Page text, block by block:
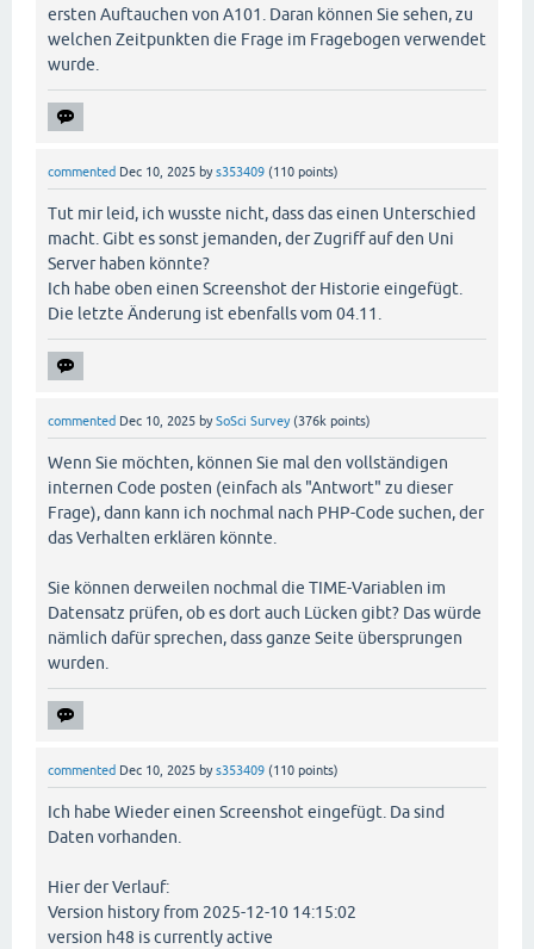
ersten Auftauchen von A101. Daran können Sie sehen, zu
welchen Zeitpunkten die Frage im Fragebogen verwendet
wurde.
commented Dec 10, 2025 bys353409 (110 points)
Tut mir leid, ich wusste nicht, dass das einen Unterschied
macht. Gibt es sonst jemanden, der Zugriff auf den Uni
Server haben könnte?
Ich habe oben einen Screenshot der Historie eingefügt.
Die letzte Änderung ist ebenfalls vom 04.11.
commented Dec 10, 2025 bySoSci Survey (376k points)
Wenn Sie möchten, können Sie mal den vollständigen
internen Code posten (einfach als "Antwort" zu dieser
Frage), dann kann ich nochmal nach PHP-Code suchen, der
das Verhalten erklären könnte.
Sie können derweilen nochmal die TIME-Variablen im
Datensatz prüfen, ob es dort auch Lücken gibt? Das würde
nämlich dafür sprechen, dass ganze Seite übersprungen
wurden.
commented Dec 10, 2025 bys353409 (110 points)
Ich habe Wieder einen Screenshot eingefügt. Da sind
Daten vorhanden.
Hier der Verlauf:
Version history from 2025-12-10 14:15:02
version h48 is currently active